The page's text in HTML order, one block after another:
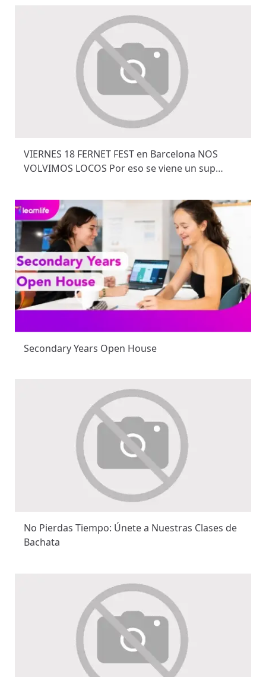
VIERNES 18 FERNET FEST en Barcelona NOS
VOLVIMOS LOCOS Por eso se viene un sup…
Secondary Years Open House
No Pierdas Tiempo: Únete a Nuestras Clases de
Bachata